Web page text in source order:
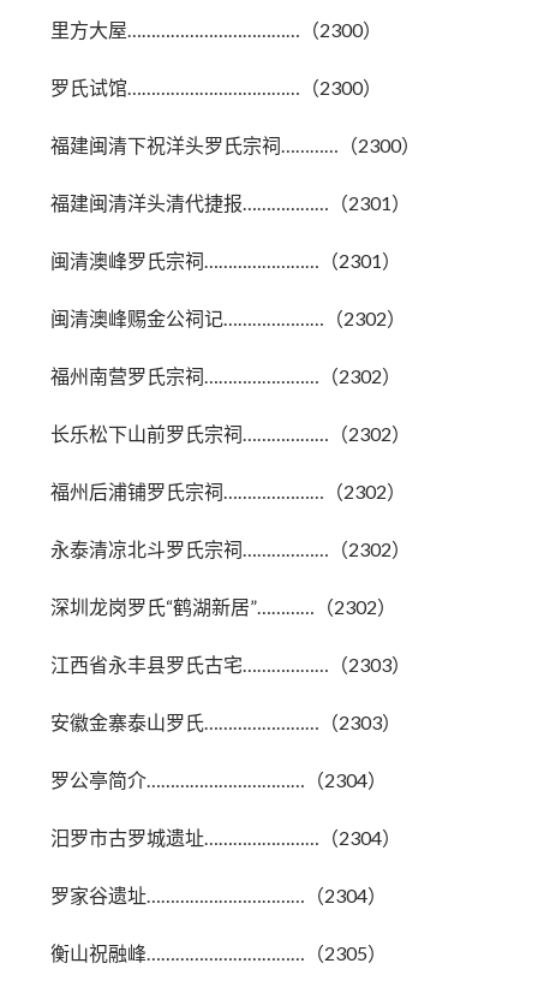
里方大屋………………………………（2300）
罗氏试馆………………………………（2300）
福建闽清下祝洋头罗氏宗祠…………（2300）
福建闽清洋头清代捷报………………（2301）
闽清澳峰罗氏宗祠……………………（2301）
闽清澳峰赐金公祠记…………………（2302）
福州南营罗氏宗祠……………………（2302）
长乐松下山前罗氏宗祠………………（2302）
福州后浦铺罗氏宗祠…………………（2302）
永泰清凉北斗罗氏宗祠………………（2302）
深圳龙岗罗氏“鹤湖新居”…………（2302）
江西省永丰县罗氏古宅………………（2303）
安徽金寨泰山罗氏……………………（2303）
罗公亭简介……………………………（2304）
汨罗市古罗城遗址……………………（2304）
罗家谷遗址……………………………（2304）
衡山祝融峰……………………………（2305）